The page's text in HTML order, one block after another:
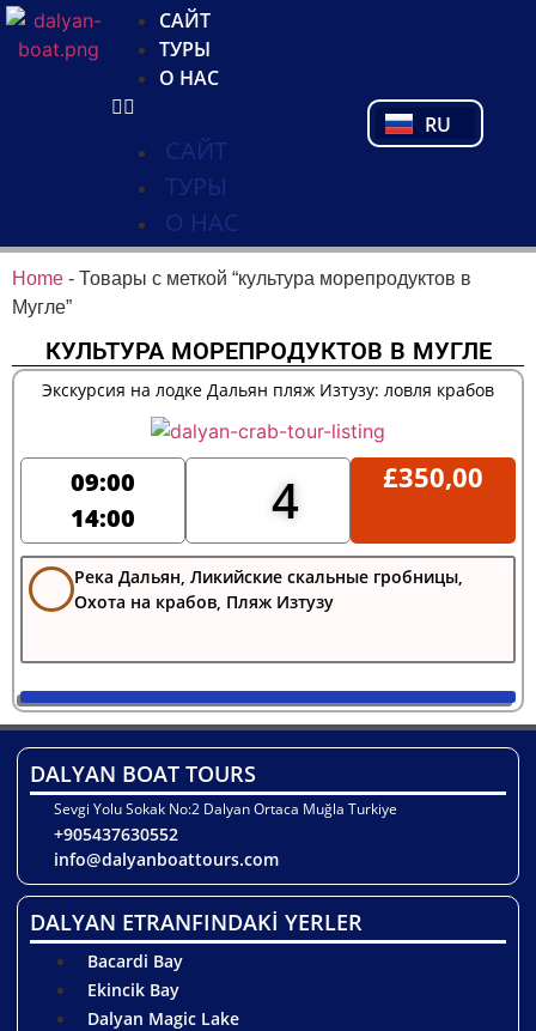
САЙТ
ТУРЫ
О НАС
САЙТ
ТУРЫ
О НАС
RU
PT
TR
Home - Товары с меткой “культура морепродуктов в
Мугле”
КУЛЬТУРА МОРЕПРОДУКТОВ В МУГЛЕ
Экскурсия на лодке Дальян пляж Изтузу: ловля крабов
09:00
14:00
4 £350,00
Река Дальян, Ликийские скальные гробницы,
Охота на крабов, Пляж Изтузу
DALYAN BOAT TOURS
Sevgi Yolu Sokak No:2 Dalyan Ortaca Muğla Turkiye
+905437630552
info@dalyanboattours.com
DALYAN ETRANFINDAKİ YERLER
Bacardi Bay
Ekincik Bay
Dalyan Magic Lake